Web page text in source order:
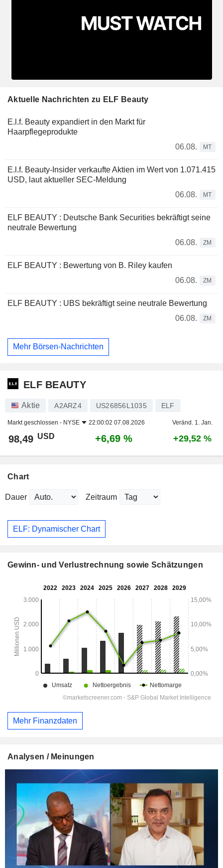
Aktuelle Nachrichten zu ELF Beauty
E.l.f. Beauty expandiert in den Markt für
Haarpflegeprodukte
06.08.
MT
E.l.f. Beauty-Insider verkaufte Aktien im Wert von 1.071.415
USD, laut aktueller SEC-Meldung
06.08.
MT
ELF BEAUTY : Deutsche Bank Securities bekräftigt seine
neutrale Bewertung
06.08.
ZM
ELF BEAUTY : Bewertung von B. Riley kaufen
06.08.
ZM
ELF BEAUTY : UBS bekräftigt seine neutrale Bewertung
06.08.
ZM
Mehr Börsen-Nachrichten
ELF BEAUTY
Aktie A2ARZ4 US26856L1035 ELF
Markt geschlossen - NYSE 22:00:02 07.08.2026 Veränd. 1. Jan.
98,49 USD +6,69 % +29,52 %
Chart
Dauer Zeitraum
ELF: Dynamischer Chart
Gewinn- und Verlustrechnung sowie Schätzungen
Mehr Finanzdaten
Analysen / Meinungen